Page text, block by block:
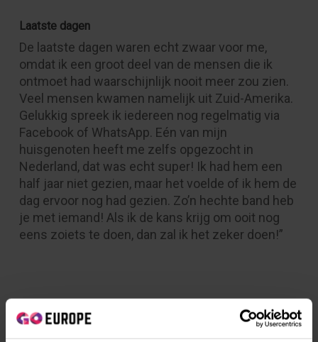
Laatste dagen
De laatste dagen waren echt zwaar voor me,
omdat ik een groot deel van de mensen die ik
ontmoet had waarschijnlijk nooit meer zou zien.
Veel mensen kwamen namelijk uit Zuid-Amerika.
Gelukkig spreek ik iedereen nog regelmatig via
Facebook of WhatsApp. Eén van mijn
huisgenoten heeft me zelfs opgezocht in
Nederland, dat was echt super! Ik had hem een
half jaar niet gezien, maar het voelde of ik hem de
dag ervoor nog had gezien. Zo’n hechte band heb
je met iemand! Als ik de kans krijg om ooit nog
eens zoiets te doen, dan zal ik het zeker doen!”